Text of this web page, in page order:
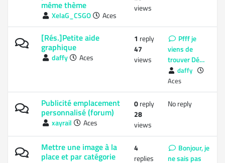
même thème
XelaG_CSGO Aces
views
[Rés.]Petite aide
graphique
daffy Aces
1 reply
47
views
Pfff je
viens de
trouver Dé…
daffy
Aces
Publicité emplacement
personnalisé (forum)
xayrail Aces
0reply
28
views
No reply
Mettre une image à la
place et par catégorie
4
replies
Bonjour, je
ne sais pas